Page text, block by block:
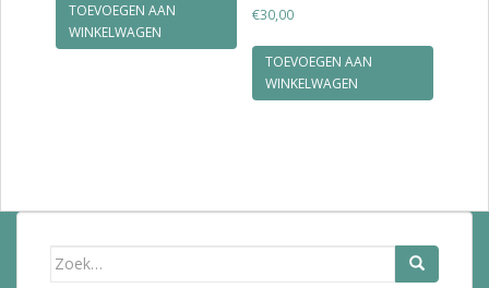
TOEVOEGEN AAN
WINKELWAGEN
€30,00
TOEVOEGEN AAN
WINKELWAGEN
Zoek